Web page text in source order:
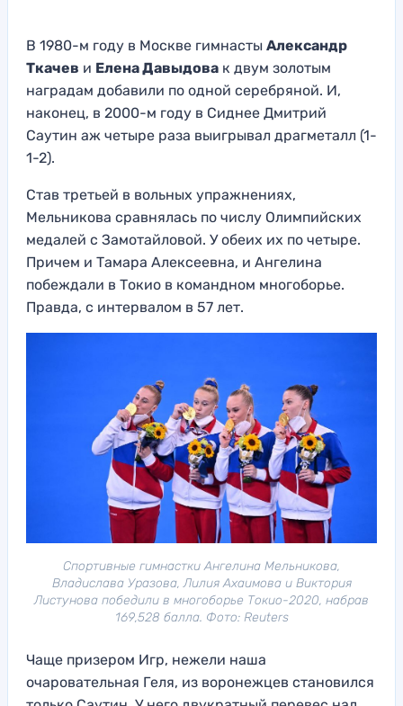
В 1980-м году в Москве гимнасты Александр
Ткачев и Елена Давыдова к двум золотым
наградам добавили по одной серебряной. И,
наконец, в 2000-м году в Сиднее Дмитрий
Саутин аж четыре раза выигрывал драгметалл (1-
1-2).
Став третьей в вольных упражнениях,
Мельникова сравнялась по числу Олимпийских
медалей с Замотайловой. У обеих их по четыре.
Причем и Тамара Алексеевна, и Ангелина
побеждали в Токио в командном многоборье.
Правда, с интервалом в 57 лет.
Спортивные гимнастки Ангелина Мельникова,
Владислава Уразова, Лилия Ахаимова и Виктория
Листунова победили в многоборье Токио-2020, набрав
169,528 балла. Фото: Reuters
Чаще призером Игр, нежели наша
очаровательная Геля, из воронежцев становился